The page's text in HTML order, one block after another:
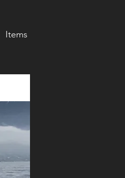
Items